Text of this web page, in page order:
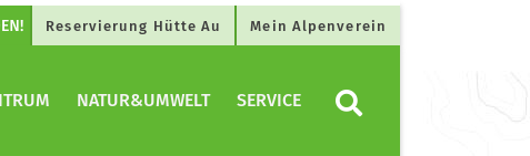
Reservierung Hütte Au Mein Alpenverein
NATUR&UMWELT SERVICE